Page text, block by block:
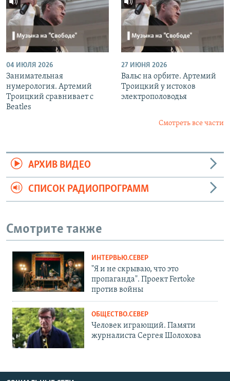
04 ИЮЛЯ 2026
Занимательная
нумерология. Артемий
Троицкий сравнивает с
Beatles
27 ИЮНЯ 2026
Вальс на орбите. Артемий
Троицкий у истоков
электрополоводья
Смотреть все части
АРХИВ ВИДЕО
СПИСОК РАДИОПРОГРАММ
Смотрите также
ИНТЕРВЬЮ.СЕВЕР
"Я и не скрываю, что это
пропаганда". Проект Fertoke
против войны
ОБЩЕСТВО.СЕВЕР
Человек играющий. Памяти
журналиста Сергея Шолохова